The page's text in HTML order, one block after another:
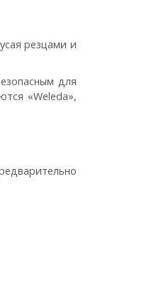
резцами и
для
«Weleda»,